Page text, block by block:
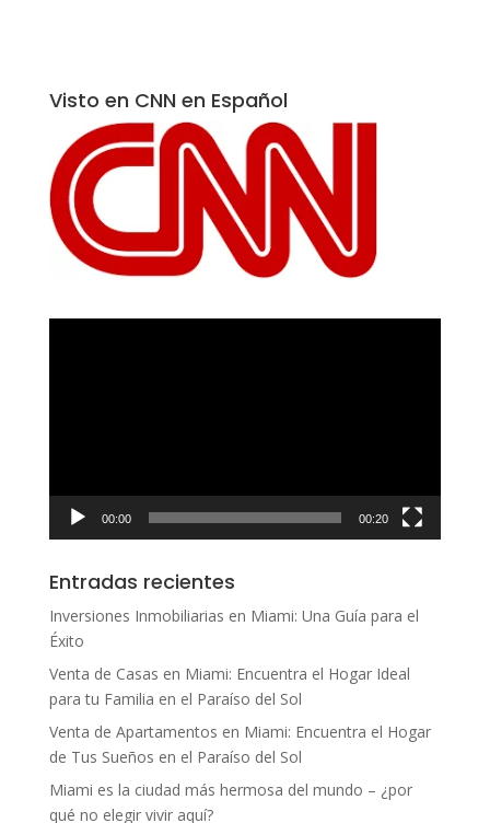
Visto en CNN en Español
00:00 00:20
Entradas recientes
Inversiones Inmobiliarias en Miami: Una Guía para el
Éxito
Venta de Casas en Miami: Encuentra el Hogar Ideal
para tu Familia en el Paraíso del Sol
Venta de Apartamentos en Miami: Encuentra el Hogar
de Tus Sueños en el Paraíso del Sol
Miami es la ciudad más hermosa del mundo – ¿por
qué no elegir vivir aquí?